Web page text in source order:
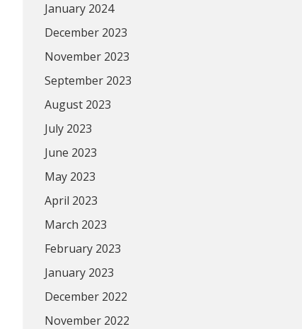
January 2024
December 2023
November 2023
September 2023
August 2023
July 2023
June 2023
May 2023
April 2023
March 2023
February 2023
January 2023
December 2022
November 2022